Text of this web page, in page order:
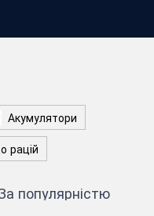
Акумулятори
рацій
популярністю